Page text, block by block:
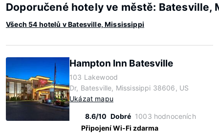
Doporučené hotely ve městě: Batesville,
Všech 54 hotelů v Batesville, Mississippi
Hampton Inn Batesville
103 Lakewood
Dr, Batesville, Mississippi 38606, US
Ukázat mapu
8.6/10 Dobré 1003 hodnoceních
Připojení Wi-Fi zdarma